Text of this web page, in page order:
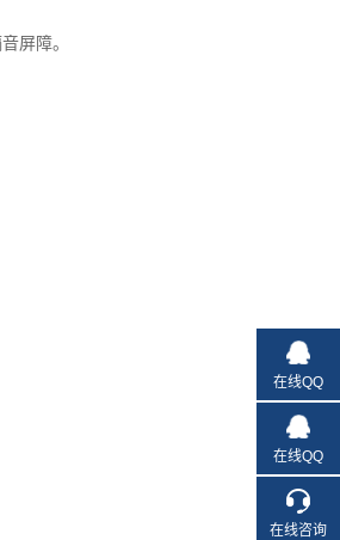
屏障。
在线QQ
在线QQ
在线咨询